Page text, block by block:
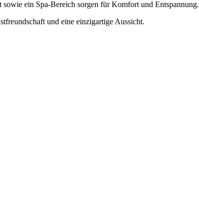
ein Spa-Bereich sorgen für Komfort und Entspannung.
und eine einzigartige Aussicht.